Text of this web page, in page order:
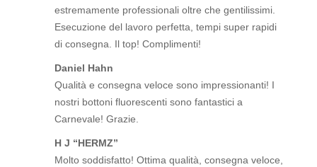
estremamente professionali oltre che gentilissimi.
Esecuzione del lavoro perfetta, tempi super rapidi
di consegna. Il top! Complimenti!
Daniel Hahn
Qualità e consegna veloce sono impressionanti! I
nostri bottoni fluorescenti sono fantastici a
Carnevale! Grazie.
H J “HERMZ”
Molto soddisfatto! Ottima qualità, consegna veloce,